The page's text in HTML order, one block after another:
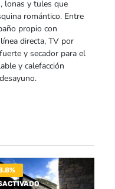
lonas y tules que
romántico. Entre
propio con
directa, TV por
y secador para el
y calefacción